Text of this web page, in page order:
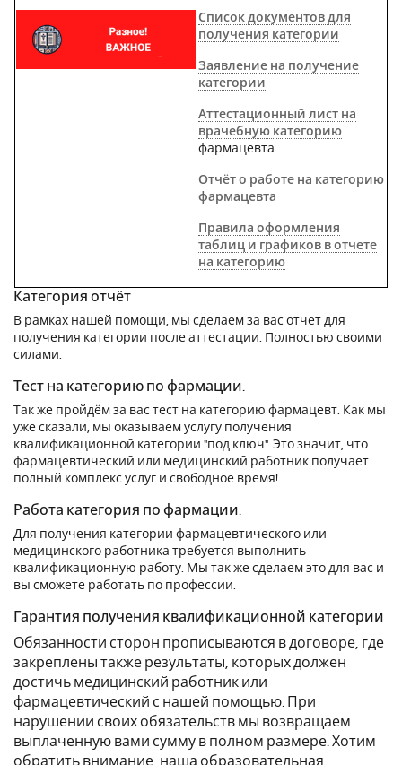
Список документов для
получения категории
Заявление на получение
категории
Аттестационный лист на
врачебную категорию
фармацевта
Отчёт о работе на категорию
фармацевта
Правила оформления
таблиц и графиков в отчете
на категорию
Категория отчёт
В рамках нашей помощи, мы сделаем за вас отчет для
получения категории после аттестации. Полностью своими
силами.
Тест на категорию по фармации.
Так же пройдём за вас тест на категорию фармацевт. Как мы
уже сказали, мы оказываем услугу получения
квалификационной категории "под ключ". Это значит, что
фармацевтический или медицинский работник получает
полный комплекс услуг и свободное время!
Работа категория по фармации.
Для получения категории фармацевтического или
медицинского работника требуется выполнить
квалификационную работу. Мы так же сделаем это для вас и
вы сможете работать по профессии.
Гарантия получения квалификационной категории
Обязанности сторон прописываются в договоре, где
закреплены также результаты, которых должен
достичь медицинский работник или
фармацевтический с нашей помощью. При
нарушении своих обязательств мы возвращаем
выплаченную вами сумму в полном размере. Хотим
обратить внимание, наша образовательная